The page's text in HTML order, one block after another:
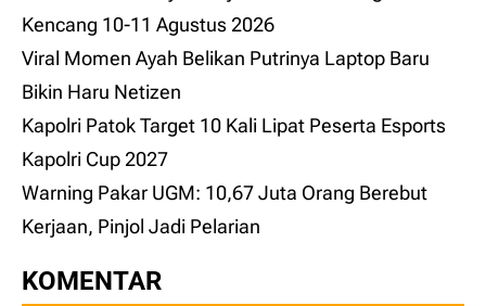
Kencang 10-11 Agustus 2026
Viral Momen Ayah Belikan Putrinya Laptop Baru
Bikin Haru Netizen
Kapolri Patok Target 10 Kali Lipat Peserta Esports
Kapolri Cup 2027
Warning Pakar UGM: 10,67 Juta Orang Berebut
Kerjaan, Pinjol Jadi Pelarian
KOMENTAR